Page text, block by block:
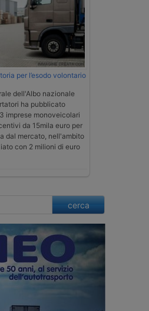
per l’esodo volontario
dell'Albo nazionale
ha pubblicato
imprese monoveicolari
da 15mila euro per
dal mercato, nell'ambito
con 2 milioni di euro
cerca